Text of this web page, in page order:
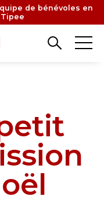
de bénévoles en